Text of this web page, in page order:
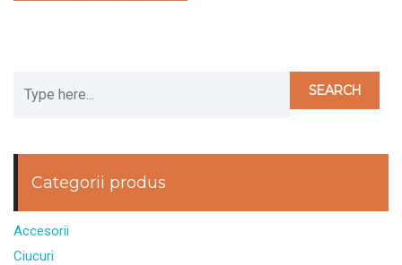
Categorii produs
Accesorii
Ciucuri